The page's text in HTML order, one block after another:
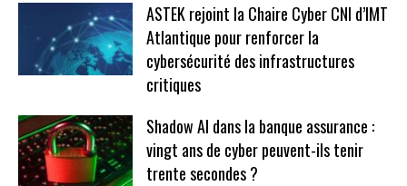
ASTEK rejoint la Chaire Cyber CNI d’IMT
Atlantique pour renforcer la
cybersécurité des infrastructures
critiques
Shadow AI dans la banque assurance :
vingt ans de cyber peuvent-ils tenir
trente secondes ?